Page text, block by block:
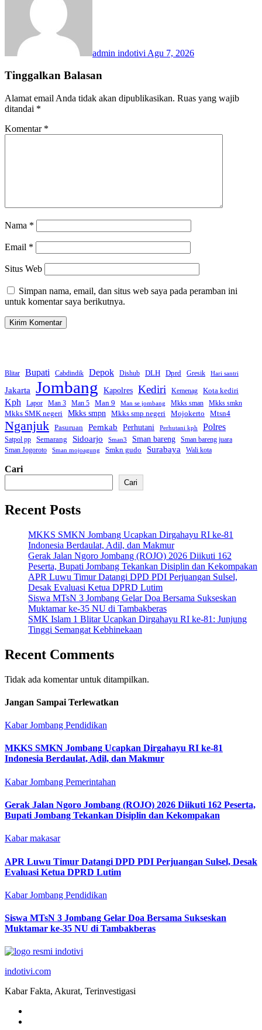
admin indotivi Agu 7, 2026
Tinggalkan Balasan
Alamat email Anda tidak akan dipublikasikan. Ruas yang wajib
ditandai *
Komentar *
Nama *
Email *
Situs Web
Simpan nama, email, dan situs web saya pada peramban ini
untuk komentar saya berikutnya.
Blitar Bupati Cabdindik Depok Dishub DLH Dprd Gresik Hari santri
Jakarta Jombang Kapolres Kediri Kemenag Kota kediri
Kph Lapor Man 3 Man 5 Man 9 Man se jombang Mkks sman Mkks smkn
Mkks SMK negeri Mkks smpn Mkks smp negeri Mojokerto Mtsn4
Nganjuk Pasuruan Pemkab Perhutani Perhutani kph Polres
Satpol pp Semarang Sidoarjo Sman3 Sman bareng
Sman bareng juara
Sman Jogoroto
Sman mojoagung Smkn gudo Surabaya Wali kota
Cari
Cari
Recent Posts
MKKS SMKN Jombang Ucapkan Dirgahayu RI ke-81
Indonesia Berdaulat, Adil, dan Makmur
Gerak Jalan Ngoro Jombang (ROJO) 2026 Diikuti 162
Peserta, Bupati Jombang Tekankan Disiplin dan Kekompakan
APR Luwu Timur Datangi DPD PDI Perjuangan Sulsel,
Desak Evaluasi Ketua DPRD Lutim
Siswa MTsN 3 Jombang Gelar Doa Bersama Sukseskan
Muktamar ke-35 NU di Tambakberas
SMK Islam 1 Blitar Ucapkan Dirgahayu RI ke-81: Junjung
Tinggi Semangat Kebhinekaan
Recent Comments
Tidak ada komentar untuk ditampilkan.
Jangan Sampai Terlewatkan
Kabar Jombang Pendidikan
MKKS SMKN Jombang Ucapkan Dirgahayu RI ke-81
Indonesia Berdaulat, Adil, dan Makmur
Kabar Jombang Pemerintahan
Gerak Jalan Ngoro Jombang (ROJO) 2026 Diikuti 162 Peserta,
Bupati Jombang Tekankan Disiplin dan Kekompakan
Kabar makasar
APR Luwu Timur Datangi DPD PDI Perjuangan Sulsel, Desak
Evaluasi Ketua DPRD Lutim
Kabar Jombang Pendidikan
Siswa MTsN 3 Jombang Gelar Doa Bersama Sukseskan
Muktamar ke-35 NU di Tambakberas
indotivi.com
Kabar Fakta, Akurat, Terinvestigasi